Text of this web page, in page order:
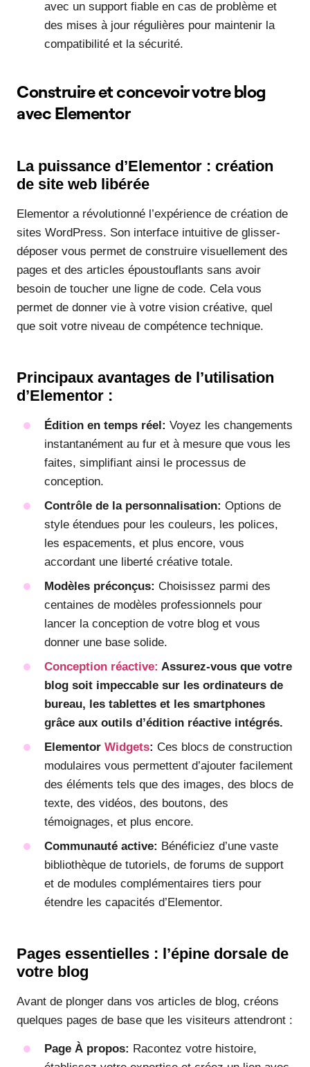
avec un support fiable en cas de problème et
des mises à jour régulières pour maintenir la
compatibilité et la sécurité.
Construire et concevoir votre blog
avec Elementor
La puissance d’Elementor : création
de site web libérée
Elementor a révolutionné l’expérience de création de
sites WordPress. Son interface intuitive de glisser-
déposer vous permet de construire visuellement des
pages et des articles époustouflants sans avoir
besoin de toucher une ligne de code. Cela vous
permet de donner vie à votre vision créative, quel
que soit votre niveau de compétence technique.
Principaux avantages de l’utilisation
d’Elementor :
Édition en temps réel: Voyez les changements
instantanément au fur et à mesure que vous les
faites, simplifiant ainsi le processus de
conception.
Contrôle de la personnalisation: Options de
style étendues pour les couleurs, les polices,
les espacements, et plus encore, vous
accordant une liberté créative totale.
Modèles préconçus: Choisissez parmi des
centaines de modèles professionnels pour
lancer la conception de votre blog et vous
donner une base solide.
Conception réactive: Assurez-vous que votre
blog soit impeccable sur les ordinateurs de
bureau, les tablettes et les smartphones
grâce aux outils d’édition réactive intégrés.
Elementor Widgets: Ces blocs de construction
modulaires vous permettent d’ajouter facilement
des éléments tels que des images, des blocs de
texte, des vidéos, des boutons, des
témoignages, et plus encore.
Communauté active: Bénéficiez d’une vaste
bibliothèque de tutoriels, de forums de support
et de modules complémentaires tiers pour
étendre les capacités d’Elementor.
Pages essentielles : l’épine dorsale de
votre blog
Avant de plonger dans vos articles de blog, créons
quelques pages de base que les visiteurs attendront :
Page À propos: Racontez votre histoire,